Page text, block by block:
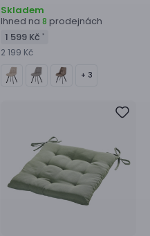
Skladem
Ihned na 8 prodejnách
1 599 Kč *
2 199 Kč
+ 3